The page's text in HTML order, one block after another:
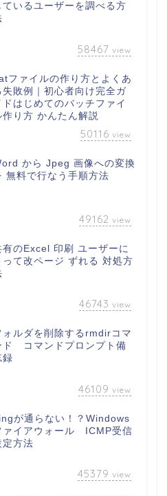
ているユーザーを調べる方
58467 view
ファイルの作り方とよくあ
失敗例｜初心者向け完全ガ
ドはじめてのバッチファイ
作り方 かんたん解説
50116 view
から Jpeg 画像への変換
無料で行なう手順方法
49162 view
有のExcel 印刷 ユーザーに
って改ページ ずれる 対処方
46743 view
ォルダを削除するrmdirコマ
ド コマンドプロンプト備
録
46109 view
が通らない！？Windows
ァイアウォール ICMP受信
定方法
45379 view